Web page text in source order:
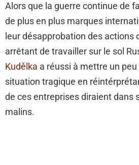
Alors que la guerre continue de
de plus en plus marques
leur désapprobation des actions
arrêtant de travailler sur le sol
Kudělka a réussi à mettre un peu
situation tragique en
de ces entreprises diraient dans
malins.